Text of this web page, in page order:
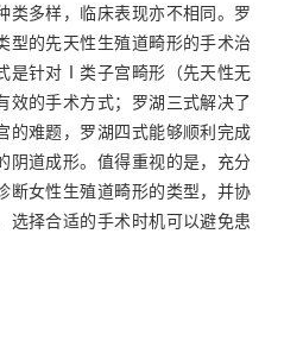
类多样，临床表现亦不相同。罗
型的先天性生殖道畸形的手术治
是针对Ⅰ类子宫畸形（先天性无
效的手术方式；罗湖三式解决了
的难题，罗湖四式能够顺利完成
阴道成形。值得重视的是，充分
断女性生殖道畸形的类型，并协
选择合适的手术时机可以避免患